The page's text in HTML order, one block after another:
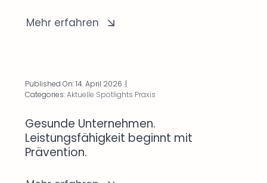
Mehr erfahren
Published On: 14. April 2026 |
Categories:Aktuelle Spotlights Praxis
Gesunde Unternehmen.
Leistungsfähigkeit beginnt mit
Prävention.